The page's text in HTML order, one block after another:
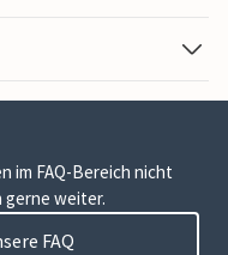
im FAQ-Bereich nicht
gerne weiter.
FAQ